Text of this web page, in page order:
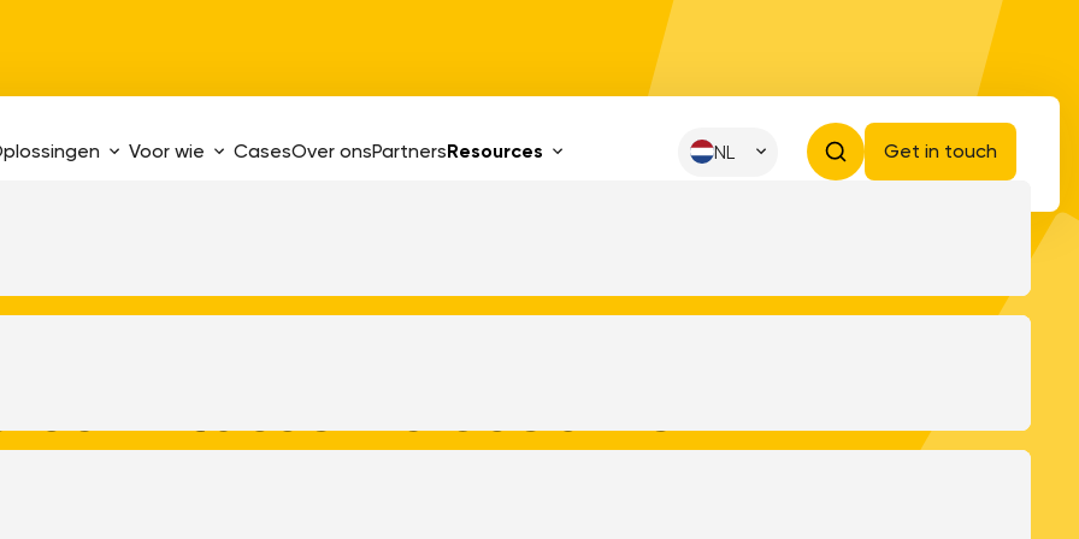
Voor wie CasesOver onsPartnersResources NL Get in touch